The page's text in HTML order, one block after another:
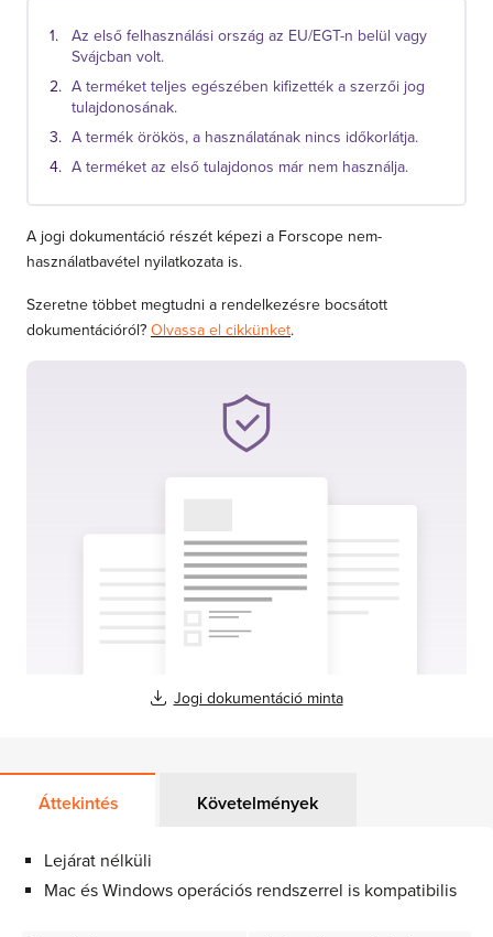
Az első felhasználási ország az EU/EGT-n belül vagy
Svájcban volt.
A terméket teljes egészében kifizették a szerzői jog
tulajdonosának.
A termék örökös, a használatának nincs időkorlátja.
A terméket az első tulajdonos már nem használja.
A jogi dokumentáció részét képezi a Forscope nem-
használatbavétel nyilatkozata is.
Szeretne többet megtudni a rendelkezésre bocsátott
dokumentációról? Olvassa el cikkünket.
Jogi dokumentáció minta
Áttekintés Követelmények
Lejárat nélküli
Mac és Windows operációs rendszerrel is kompatibilis